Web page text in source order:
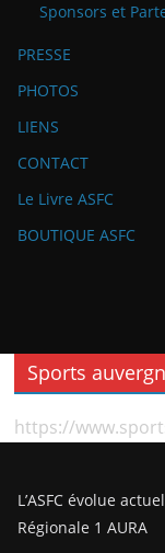
Sponsors et
PRESSE
PHOTOS
LIENS
CONTACT
Le Livre ASFC
BOUTIQUE ASFC
Sports
https://
L’ASFC évolue
Régionale 1 AURA